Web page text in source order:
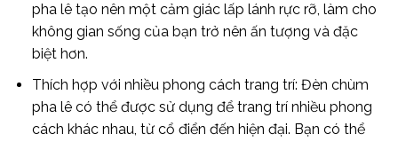
pha lê tạo nên một cảm giác lấp lánh rực rỡ, làm cho
không gian sống của bạn trở nên ấn tượng và đặc
biệt hơn.
Thích hợp với nhiều phong cách trang trí: Đèn chùm
pha lê có thể được sử dụng để trang trí nhiều phong
cách khác nhau, từ cổ điển đến hiện đại. Bạn có thể